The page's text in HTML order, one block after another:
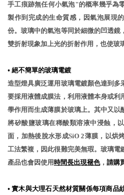
手工痕跡無任何小氣泡"的概率幾乎為
製作到完成的生命質感，因氣泡展現
份。玻璃中的氣泡等同於細微的凹透鏡
雙折射現象加上光的折射作用，也使玻
• 絕不簡單的玻璃電鍍
造型燈具廣泛運用玻璃電鍍顏色達到多
要採用液體成膜法，利用液體本身或利
學作用而生成薄膜於玻璃上。其中又以
將矽酸鹽玻璃在稀酸類溶液中浸蝕，
面，加熱後脫水形成SiO 2薄膜，以烘
工法繁複，因此很難完美無瑕。玻璃電
產品也會因使用時間長出現褪色， 請購
• 實木與大理石天然材質關係每項商品